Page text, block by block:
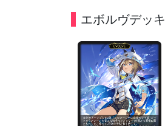
エボルヴデッキ